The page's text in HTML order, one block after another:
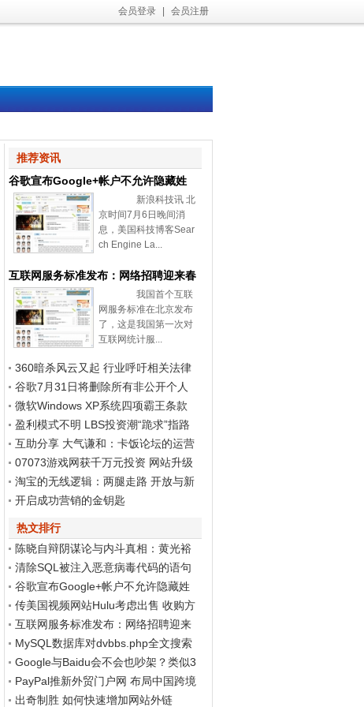
会员登录 会员注册
推荐资讯
谷歌宣布Google+帐户不允许隐藏姓
名和性别
新浪科技讯 北
京时间7月6日晚间消
息，美国科技博客Sear
ch Engine La...
互联网服务标准发布：网络招聘迎来春
天
我国首个互联
网服务标准在北京发布
了，这是我国第一次对
互联网统计服...
360暗杀风云又起 行业呼吁相关法律
尽快出台
谷歌7月31日将删除所有非公开个人
资料页面
微软Windows XP系统四项霸王条款
被判无效
盈利模式不明 LBS投资潮“跪求”指路
标互助分享 大气谦和：卡饭论坛的运营
之道
07073游戏网获千万元投资 网站升级
Discuz! X2再度发力
淘宝的无线逻辑：两腿走路 开放与新
商业生态
开启成功营销的金钥匙
热文排行
陈晓自辩阴谋论与内斗真相：黄光裕
智商高
清除SQL被注入恶意病毒代码的语句
谷歌宣布Google+帐户不允许隐藏姓
名和性别
传美国视频网站Hulu考虑出售 收购方
非谷歌
互联网服务标准发布：网络招聘迎来
春天
MySQL数据库对dvbbs.php全文搜索
的完全分析
Google与Baidu会不会也吵架？类似3
60与腾讯...
PayPal推新外贸门户网 布局中国跨境
电子商务
出奇制胜 如何快速增加网站外链